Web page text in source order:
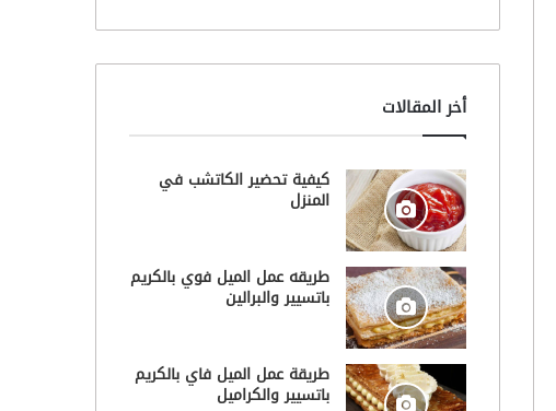
أخر المقالات
كيفية تحضير الكاتشب في
المنزل
طريقه عمل الميل فوي بالكريم
باتسيير والبرالين
طريقة عمل الميل فاي بالكريم
باتسيير والكراميل